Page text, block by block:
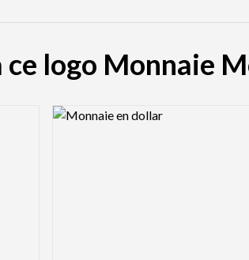
ce logo Monnaie
Logo Preview Image